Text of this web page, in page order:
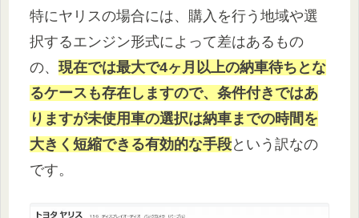
特にヤリスの場合には、購入を行う地域や選
択するエンジン形式によって差はあるもの
の、 現在では最大で4ヶ月以上の納車待ちとな
るケースも存在しますので、条件付きではあ
りますが未使用車の選択は納車までの時間を
大きく短縮できる有効的な手段という訳なの
です。